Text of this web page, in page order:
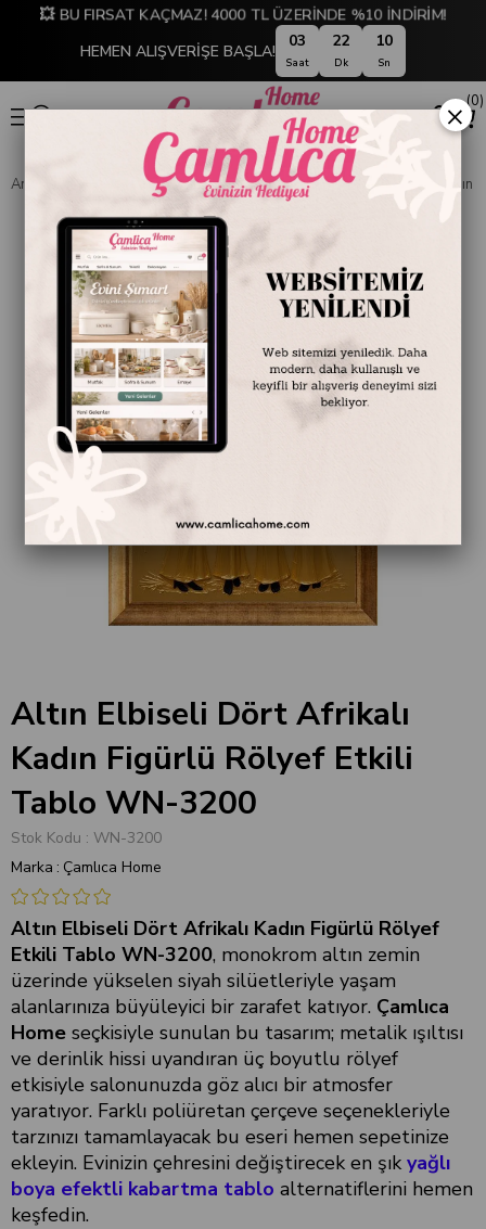
💥 BU FIRSAT KAÇMAZ! 4000 TL ÜZERİNDE %10 İNDİRİM!
HEMEN ALIŞVERİŞE BAŞLA!
03
Saat
22
Dk
10
Sn
0
Anasayfa TABLO KOLEKSİYONU Tematik Tablolar Çocuk ve Kadın
Altın Elbiseli Dört Afrikalı
Kadın Figürlü Rölyef Etkili
Tablo WN-3200
Stok Kodu
WN-3200
Marka : Çamlıca Home
Altın Elbiseli Dört Afrikalı Kadın Figürlü Rölyef
Etkili Tablo WN-3200, monokrom altın zemin
üzerinde yükselen siyah silüetleriyle yaşam
alanlarınıza büyüleyici bir zarafet katıyor. Çamlıca
Home seçkisiyle sunulan bu tasarım; metalik ışıltısı
ve derinlik hissi uyandıran üç boyutlu rölyef
etkisiyle salonunuzda göz alıcı bir atmosfer
yaratıyor. Farklı poliüretan çerçeve seçenekleriyle
tarzınızı tamamlayacak bu eseri hemen sepetinize
ekleyin. Evinizin çehresini değiştirecek en şık yağlı
boya efektli kabartma tablo alternatiflerini hemen
keşfedin.
×